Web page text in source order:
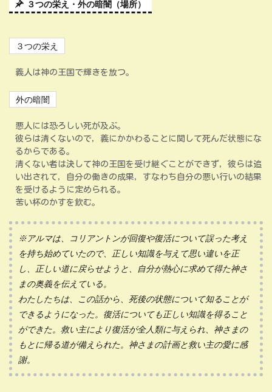
３つの栄え・外の暗闇（場所）
３つの栄え
義人は神の王国で輝きを放つ。
外の暗闇
悪人には恐ろしい死が及ぶ。
彼らは清くないので，義にかかわることに関して死んだ状態にな
るからである。
清くない者は決して神の王国を受け継ぐことができず，彼らは追
い出されて，自分の働きの成果，すなわち自分の悪い行いの結果
を受けるように定められる。
苦い杯のかすを飲む。
※アルマは、コリアントンが回復や復活について誤った考え
を持ち始めていたので、正しい知識を与えて思い違いを正
し、正しい道に戻らせようと、自分が熱心に求めて得た神さ
まの奥義を伝えている。
わたしたちは、この話から、死後の状態について知ることが
できるようになった。復活についても正しい知識を得ること
ができた。救い主により復活が全人類に与えられ、神さまの
もとに帰る道が備えられた。神さまの計画と救い主の愛に感
謝。